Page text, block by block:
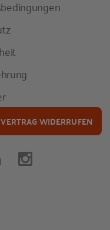
VERTRAG WIDERRUFEN